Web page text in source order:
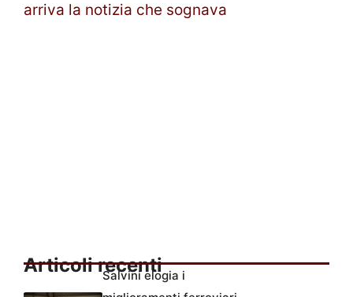
arriva la notizia che sognava
Articoli recenti
Salvini elogia i